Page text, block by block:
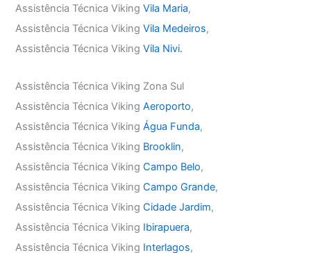
Assistência Técnica VikingVila Maria,
Assistência Técnica VikingVila Medeiros,
Assistência Técnica VikingVila Nivi.
Assistência Técnica Viking Zona Sul
Assistência Técnica VikingAeroporto,
Assistência Técnica VikingÁgua Funda,
Assistência Técnica Viking Brooklin,
Assistência Técnica VikingCampo Belo,
Assistência Técnica VikingCampo Grande,
Assistência Técnica VikingCidade Jardim,
Assistência Técnica Viking Ibirapuera,
Assistência Técnica Viking Interlagos,